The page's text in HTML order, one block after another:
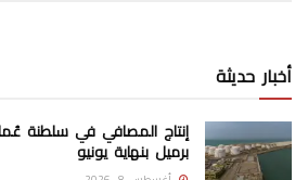
أخبار حديثة
برميل بنهاية يونيو